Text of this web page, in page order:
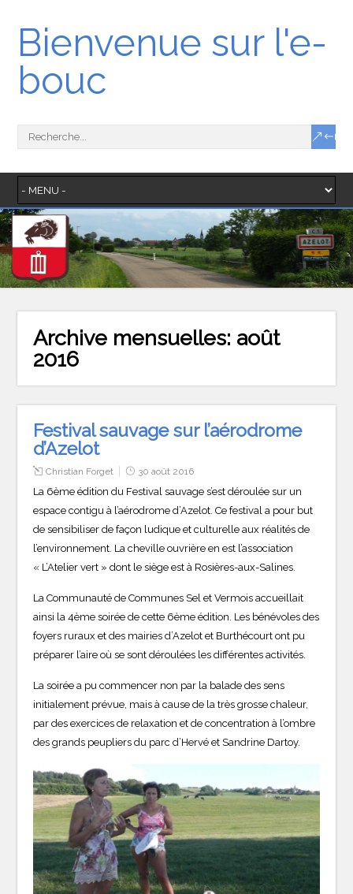
Bienvenue sur l'e-
bouc
Archive mensuelles: août
2016
Festival sauvage sur l’aérodrome
d’Azelot
Christian Forget 30 août 2016
La 6ème édition du Festival sauvage s’est déroulée sur un
espace contigu à l’aérodrome d’Azelot. Ce festival a pour but
de sensibiliser de façon ludique et culturelle aux réalités de
l’environnement. La cheville ouvrière en est l’association
« L’Atelier vert » dont le siège est à Rosières-aux-Salines.
La Communauté de Communes Sel et Vermois accueillait
ainsi la 4ème soirée de cette 6ème édition. Les bénévoles des
foyers ruraux et des mairies d’Azelot et Burthécourt ont pu
préparer l’aire où se sont déroulées les différentes activités.
La soirée a pu commencer non par la balade des sens
initialement prévue, mais à cause de la très grosse chaleur,
par des exercices de relaxation et de concentration à l’ombre
des grands peupliers du parc d’Hervé et Sandrine Dartoy.